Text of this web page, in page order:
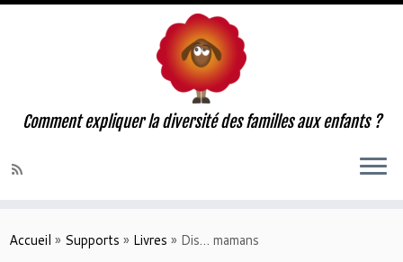
Comment expliquer la diversité des familles aux enfants ?
Accueil » Supports » Livres » Dis… mamans